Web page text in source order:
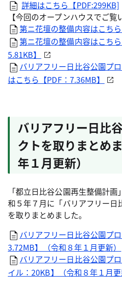
詳細はこちら【PDF:299KB]
【今回のオープンハウスでご覧
第ニ花壇の整備内容はこちら
第ニ花壇の整備内容はこち
5.81KB】
バリアフリー日比谷公園プ
はこちら【PDF：7.36MB】
バリアフリー日比
クトを取りまとめ
年１月更新）
「都立日比谷公園再生整備計
和５年７月に「バリアフリー日
を取りまとめました。
バリアフリー日比谷公園プ
3.72MB】（令和８年１月更新）
バリアフリー日比谷公園プ
イル：20KB】（令和８年１月更